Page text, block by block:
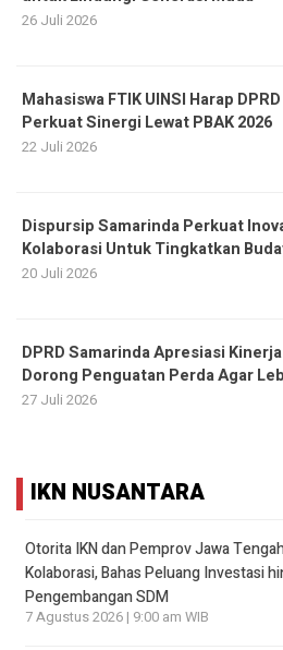
26 Juli 2026
Mahasiswa FTIK UINSI Harap
Perkuat Sinergi Lewat PBAK 2026
22 Juli 2026
Dispursip Samarinda Perkuat
Kolaborasi Untuk Tingkatkan
20 Juli 2026
DPRD Samarinda Apresiasi
Dorong Penguatan Perda Agar
27 Juli 2026
IKN NUSANTARA
Otorita IKN dan Pemprov Jawa
Kolaborasi, Bahas Peluang Investasi
Pengembangan SDM
7 Agustus 2026 | 9:00 am WIB